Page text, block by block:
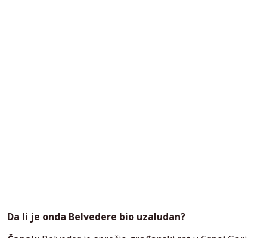
Da li je onda Belvedere bio uzaludan?